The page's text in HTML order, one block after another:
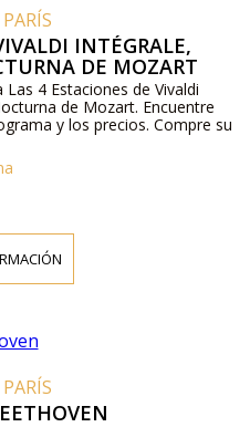
INTÉGRALE,
DE MOZART
4 Estaciones de Vivaldi
de Mozart. Encuentre
y los precios. Compre su